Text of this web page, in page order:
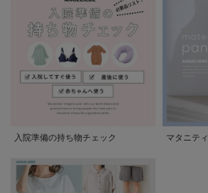
入院準備の持ち物チェック マタニテ